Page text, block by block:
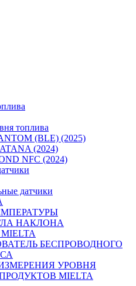
топлива
(BLE) (2025)
(2024)
NFC (2024)
датчики
НАКЛОНА
БЕСПРОВОДНОГО
УРОВНЯ
MIELTA